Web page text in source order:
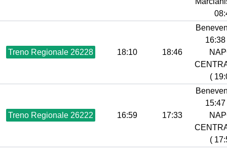
Treno Regionale 26228 18:10 18:46
16:38
(
Treno Regionale 26222 16:59 17:33
15:47
(